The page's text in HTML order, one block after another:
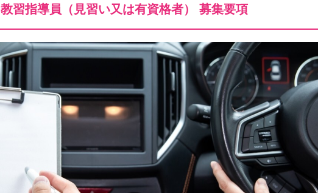
教習指導員（見習い又は有資格者） 募集要項